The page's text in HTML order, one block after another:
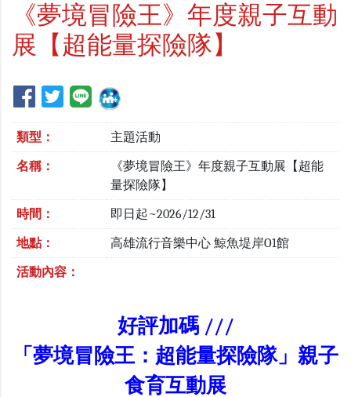
《夢境冒險王》年度親子互動
展【超能量探險隊】
類型： 主題活動
名稱：
《夢境冒險王》年度親子互動展【超能
量探險隊】
時間： 即日起~2026/12/31
地點： 高雄流行音樂中心 鯨魚堤岸O1館
活動內容：
好評加碼 ///
「夢境冒險王：超能量探險隊」親子
食育互動展